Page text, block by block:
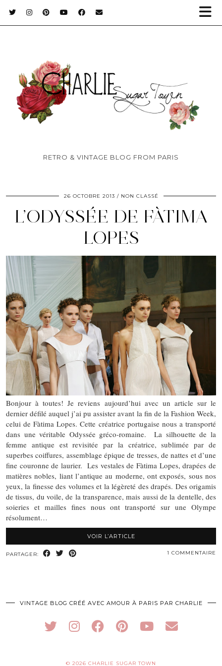
RETRO & VINTAGE BLOG FROM PARIS
26 OCTOBRE 2013 NON CLASSÉ
L’ODYSSÉE DE FÀTIMA
LOPES
Bonjour à toutes! Je reviens aujourd’hui avec un article sur le
dernier défilé auquel j’ai pu assister avant la fin de la Fashion Week,
celui de Fàtima Lopes. Cette créatrice portugaise nous a transporté
dans une véritable Odyssée gréco-romaine. La silhouette de la
femme antique est revisitée par la créatrice, sublimée par de
superbes coiffures, assemblage épique de tresses, de nattes et d’une
fine couronne de laurier. Les vestales de Fàtima Lopes, drapées de
matières nobles, liant l’antique au moderne, ont exposés, sous nos
yeux, la finesse des volumes et la légèreté des drapés. Des origamis
de tissus, du voile, de la transparence, mais aussi de la dentelle, des
soieries et mailles fines nous ont transporté sur une Olympe
résolument…
VOIR L’ARTICLE
PARTAGER: 1 COMMENTAIRE
VINTAGE BLOG CRÉÉ AVEC AMOUR À PARIS PAR CHARLIE
© 2026 CHARLIE SUGAR TOWN